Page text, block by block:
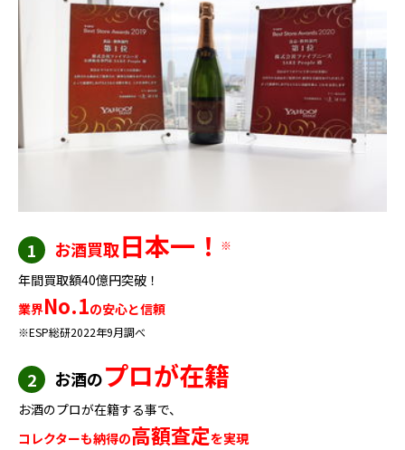
1 お酒買取日本一！ ※
年間買取額40億円突破！
業界No.1の安心と信頼
※ESP総研2022年9月調べ
2 お酒のプロが在籍
お酒のプロが在籍する事で、
コレクターも納得の高額査定を実現